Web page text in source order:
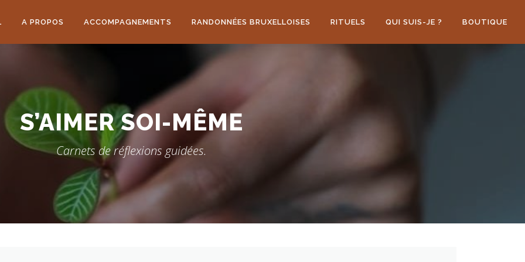
A PROPOS ACCOMPAGNEMENTS RANDONNÉES BRUXELLOISES RITUELS QUI SUIS-JE ? BOUTIQUE
S’AIMER SOI-MÊME
Carnets de réflexions guidées.